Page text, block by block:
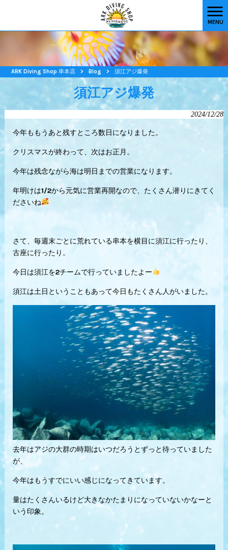
MENU
ARK Diving Shop 串本店 > Blog > 須江アジ爆発
須江アジ爆発
2024/12/28
今年ももうあと残すところ数日になりました。
クリスマスが終わって、次はお正月。
今年は残念ながら海は明日までの営業になります。
年明けは1/2から元気に営業再開なので、たくさん潜りにきてく
ださいね
さて、毎週末ごとに荒れている串本を横目に須江に行ったり、
古座に行ったり。
今日は須江を2チームで行っていましたよー
須江は土日ということもあって今日もたくさん人がいました。
去年はアジの大群の時期はいつだろうとずっと待っていました
が、
今年はもうすでにいい感じになってきています。
量はたくさんいるけど大きなかたまりになっていないかなーと
いう印象。